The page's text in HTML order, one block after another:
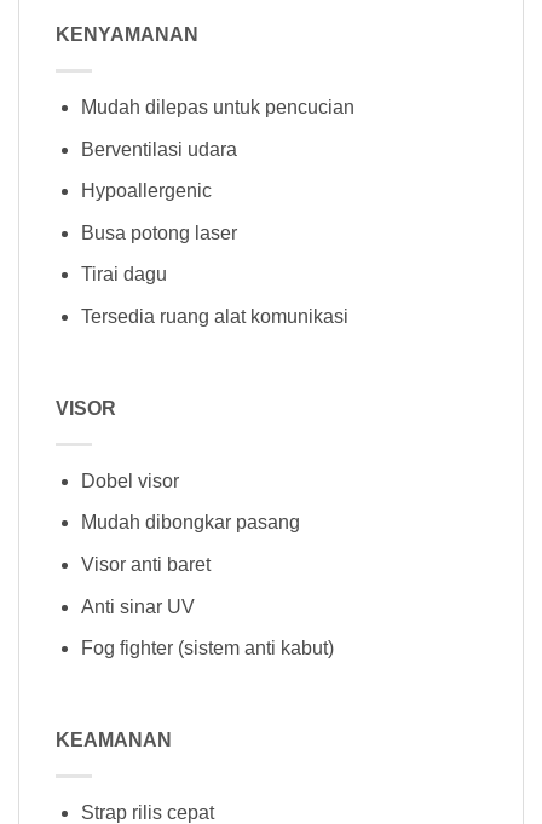
KENYAMANAN
Mudah dilepas untuk pencucian
Berventilasi udara
Hypoallergenic
Busa potong laser
Tirai dagu
Tersedia ruang alat komunikasi
VISOR
Dobel visor
Mudah dibongkar pasang
Visor anti baret
Anti sinar UV
Fog fighter (sistem anti kabut)
KEAMANAN
Strap rilis cepat